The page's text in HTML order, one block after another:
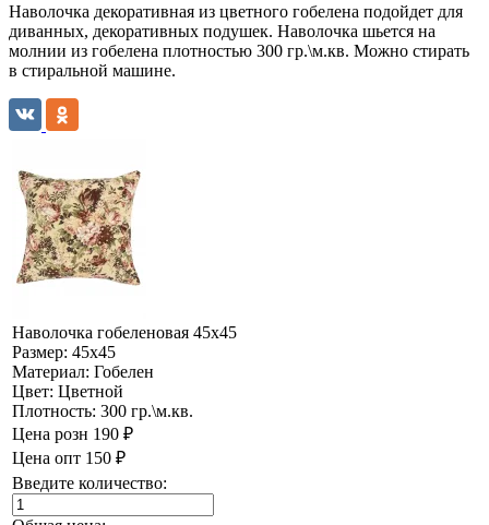
Наволочка декоративная из цветного гобелена подойдет для
диванных, декоративных подушек. Наволочка шьется на
молнии из гобелена плотностью 300 гр.\м.кв. Можно стирать
в стиральной машине.
Наволочка гобеленовая 45х45
Размер: 45х45
Материал: Гобелен
Цвет: Цветной
Плотность: 300 гр.\м.кв.
Цена розн 190 ₽
Цена опт 150 ₽
Введите количество: